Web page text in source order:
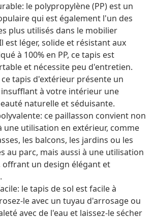
le polypropylène (PP) est un
qui est également l'un des
plus utilisés dans le mobilier
est léger, solide et résistant aux
à 100% en PP, ce tapis est
et nécessite peu d'entretien.
tapis d'extérieur présente un
à votre intérieur une
naturelle et séduisante.
ce paillasson convient non
une utilisation en extérieur, comme
les balcons, les jardins ou les
au parc, mais aussi à une utilisation
offrant un design élégant et
le tapis de sol est facile à
le avec un tuyau d'arrosage ou
avec de l'eau et laissez-le sécher